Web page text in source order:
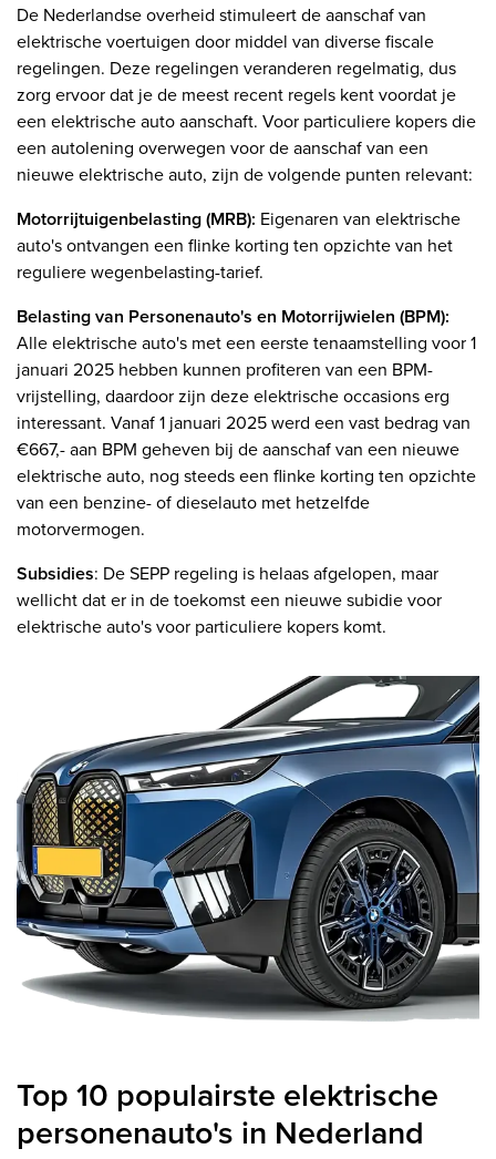
De Nederlandse overheid stimuleert de aanschaf van
elektrische voertuigen door middel van diverse fiscale
regelingen. Deze regelingen veranderen regelmatig, dus
zorg ervoor dat je de meest recent regels kent voordat je
een elektrische auto aanschaft. Voor particuliere kopers die
een autolening overwegen voor de aanschaf van een
nieuwe elektrische auto, zijn de volgende punten relevant:
Motorrijtuigenbelasting (MRB): Eigenaren van elektrische
auto's ontvangen een flinke korting ten opzichte van het
reguliere wegenbelasting-tarief.
Belasting van Personenauto's en Motorrijwielen (BPM):
Alle elektrische auto's met een eerste tenaamstelling voor 1
januari 2025 hebben kunnen profiteren van een BPM-
vrijstelling, daardoor zijn deze elektrische occasions erg
interessant. Vanaf 1 januari 2025 werd een vast bedrag van
€667,- aan BPM geheven bij de aanschaf van een nieuwe
elektrische auto, nog steeds een flinke korting ten opzichte
van een benzine- of dieselauto met hetzelfde
motorvermogen.
Subsidies: De SEPP regeling is helaas afgelopen, maar
wellicht dat er in de toekomst een nieuwe subidie voor
elektrische auto's voor particuliere kopers komt.
Top 10 populairste elektrische
personenauto's in Nederland